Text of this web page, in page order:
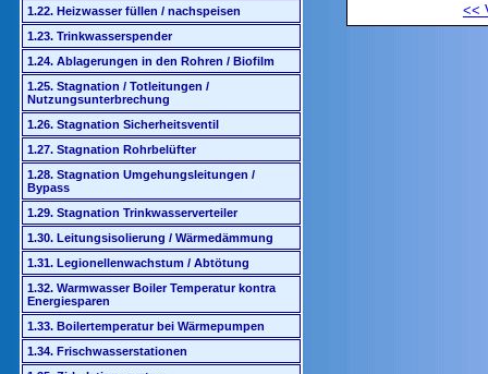
1.22. Heizwasser füllen / nachspeisen
1.23. Trinkwasserspender
1.24. Ablagerungen in den Rohren / Biofilm
1.25. Stagnation / Totleitungen /
Nutzungsunterbrechung
1.26. Stagnation Sicherheitsventil
1.27. Stagnation Rohrbelüfter
1.28. Stagnation Umgehungsleitungen /
Bypass
1.29. Stagnation Trinkwasserverteiler
1.30. Leitungsisolierung / Wärmedämmung
1.31. Legionellenwachstum / Abtötung
1.32. Warmwasser Boiler Temperatur kontra
Energiesparen
1.33. Boilertemperatur bei Wärmepumpen
1.34. Frischwasserstationen
<<